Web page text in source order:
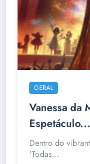
GERAL
Vanessa da
Espetáculo...
Dentro do
'Todas...